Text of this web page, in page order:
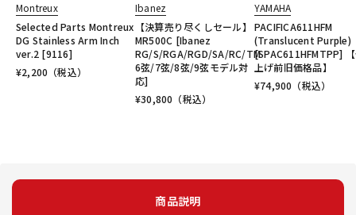
Montreux
Selected Parts Montreux
DG Stainless Arm Inch
ver.2 [9116]
¥2,200 （税込）
Ibanez
【決算売り尽くしセール】
MR500C [Ibanez
RG/S/RGA/RGD/SA/RC/TM
6弦/7弦/8弦/9弦モデル対
応]
¥30,800 （税込）
YAMAHA
PACIFICA611HFM
(Translucent Purple)
[SPAC611HFMTPP]
上げ前旧価格品】
¥74,900 （税込）
商品説明